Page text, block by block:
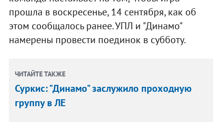
прошла в воскресенье, 14 сентября, как об
этом сообщалось ранее. УПЛ и "Динамо"
намерены провести поединок в субботу.
ЧИТАЙТЕ ТАКЖЕ
Суркис: "Динамо" заслужило проходную
группу в ЛЕ